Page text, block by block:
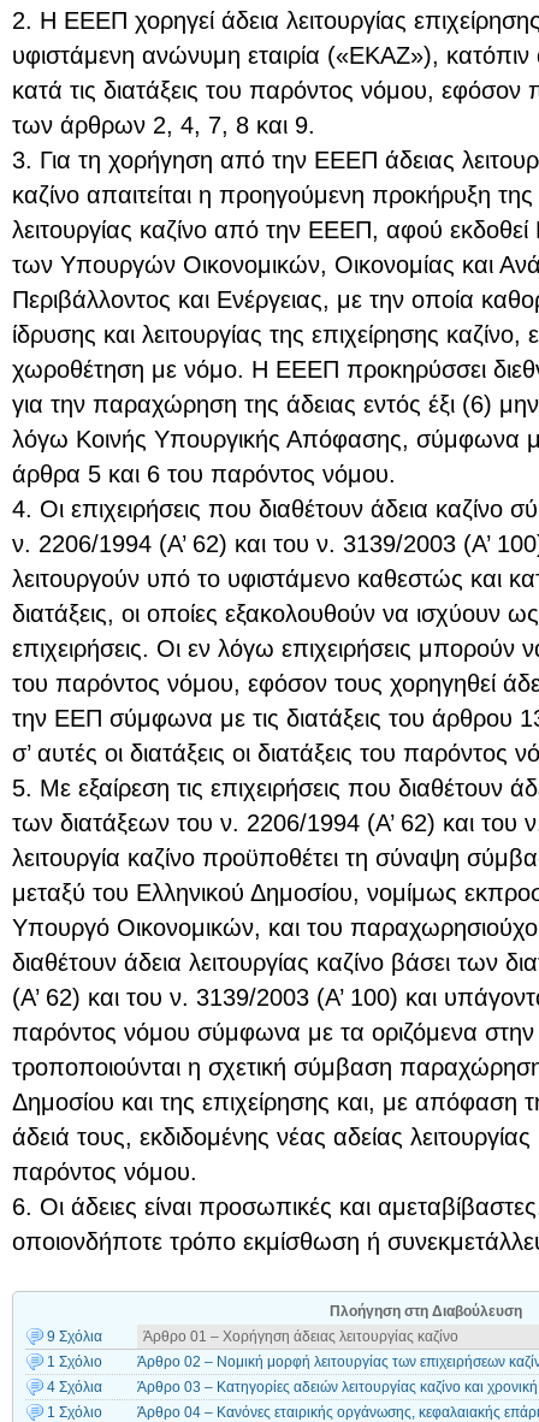
2. Η ΕΕΕΠ χορηγεί άδεια λειτουργίας
υφιστάμενη ανώνυμη εταιρία («ΕΚΑΖ»),
κατά τις διατάξεις του παρόντος νόμου, εφόσον
των άρθρων 2, 4, 7, 8 και 9.
3. Για τη χορήγηση από την ΕΕΕΠ άδειας
καζίνο απαιτείται η προηγούμενη προκήρυξη
λειτουργίας καζίνο από την ΕΕΕΠ, αφού
των Υπουργών Οικονομικών, Οικονομίας και
Περιβάλλοντος και Ενέργειας, με την οποία
ίδρυσης και λειτουργίας της επιχείρησης καζίνο,
χωροθέτηση με νόμο. Η ΕΕΕΠ προκηρύσσει
για την παραχώρηση της άδειας εντός έξι (6)
λόγω Κοινής Υπουργικής Απόφασης, σύμφωνα
άρθρα 5 και 6 του παρόντος νόμου.
4. Οι επιχειρήσεις που διαθέτουν άδεια καζίνο
ν. 2206/1994 (Α’ 62) και του ν. 3139/2003 (A’
λειτουργούν υπό το υφιστάμενο καθεστώς και
διατάξεις, οι οποίες εξακολουθούν να ισχύουν
επιχειρήσεις. Οι εν λόγω επιχειρήσεις
του παρόντος νόμου, εφόσον τους χορηγηθεί
την ΕΕΠ σύμφωνα με τις διατάξεις του άρθρου
σ’ αυτές οι διατάξεις οι διατάξεις του παρόντος
5. Με εξαίρεση τις επιχειρήσεις που διαθέτουν
των διατάξεων του ν. 2206/1994 (Α’ 62) και του
λειτουργία καζίνο προϋποθέτει τη σύναψη
μεταξύ του Ελληνικού Δημοσίου, νομίμως
Υπουργό Οικονομικών, και του
διαθέτουν άδεια λειτουργίας καζίνο βάσει των
(Α’ 62) και του ν. 3139/2003 (Α’ 100) και
παρόντος νόμου σύμφωνα με τα οριζόμενα
τροποποιούνται η σχετική σύμβαση
Δημοσίου και της επιχείρησης και, με απόφαση
άδειά τους, εκδιδομένης νέας αδείας λειτουργίας
παρόντος νόμου.
6. Οι άδειες είναι προσωπικές και
οποιονδήποτε τρόπο εκμίσθωση ή
Πλοήγηση στη Διαβούλευση
9 Σχόλια
Άρθρο 01 – Χορήγηση άδειας λειτουργίας καζίνο
1 Σχόλιο
Άρθρο 02 – Νομική μορφή λειτουργίας των επιχειρήσεων
4 Σχόλια
Άρθρο 03 – Κατηγορίες αδειών λειτουργίας καζίνο και χρονική
1 Σχόλιο
Άρθρο 04 – Κανόνες εταιρικής οργάνωσης, κεφαλαιακής